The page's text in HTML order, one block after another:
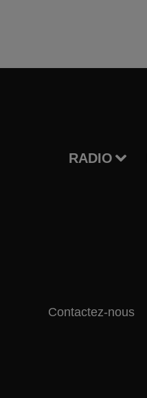
RADIO
Contactez-nous